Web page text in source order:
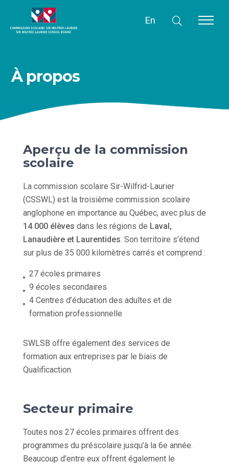
En
À propos
Aperçu de la commission
scolaire
La commission scolaire Sir-Wilfrid-Laurier
(CSSWL) est la troisième commission scolaire
anglophone en importance au Québec, avec plus de
14 000 élèves dans les régions de Laval,
Lanaudière et Laurentides. Son territoire s’étend
sur plus de 35 000 kilomètres carrés et comprend :
27 écoles primaires
9 écoles secondaires
4 Centres d’éducation des adultes et de
formation professionnelle
SWLSB offre également des services de
formation aux entreprises par le biais de
Qualificaction.
Secteur primaire
Toutes nos 27 écoles primaires offrent des
programmes du préscolaire jusqu’à la 6e année.
Beaucoup d’entre eux offrent également le